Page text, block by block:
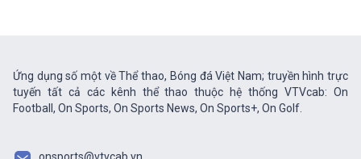
Ứng dụng số một về Thể thao, Bóng đá Việt Nam; truyền hình trực
tuyến tất cả các kênh thể thao thuộc hệ thống VTVcab: On
Football, On Sports, On Sports News, On Sports+, On Golf.